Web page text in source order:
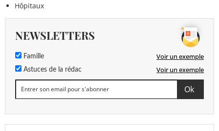
Hôpitaux
NEWSLETTERS
Famille Voir un exemple
Astuces de la rédac Voir un exemple